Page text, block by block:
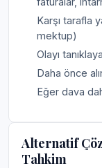
Karşı tarafla
mektup)
Olayı
Daha önce
Eğer dava
Alternatif
Tahkim